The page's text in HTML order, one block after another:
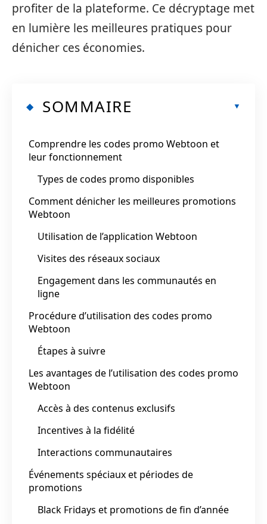
profiter de la plateforme. Ce décryptage met
en lumière les meilleures pratiques pour
dénicher ces économies.
SOMMAIRE
Comprendre les codes promo Webtoon et
leur fonctionnement
Types de codes promo disponibles
Comment dénicher les meilleures promotions
Webtoon
Utilisation de l’application Webtoon
Visites des réseaux sociaux
Engagement dans les communautés en
ligne
Procédure d’utilisation des codes promo
Webtoon
Étapes à suivre
Les avantages de l’utilisation des codes promo
Webtoon
Accès à des contenus exclusifs
Incentives à la fidélité
Interactions communautaires
Événements spéciaux et périodes de
promotions
Black Fridays et promotions de fin d’année